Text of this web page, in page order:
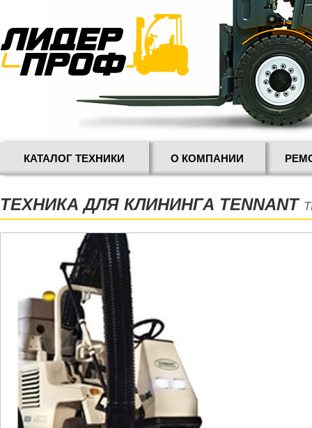
КАТАЛОГ ТЕХНИКИ О КОМПАНИИ
ТЕХНИКА ДЛЯ КЛИНИНГА TENNANT